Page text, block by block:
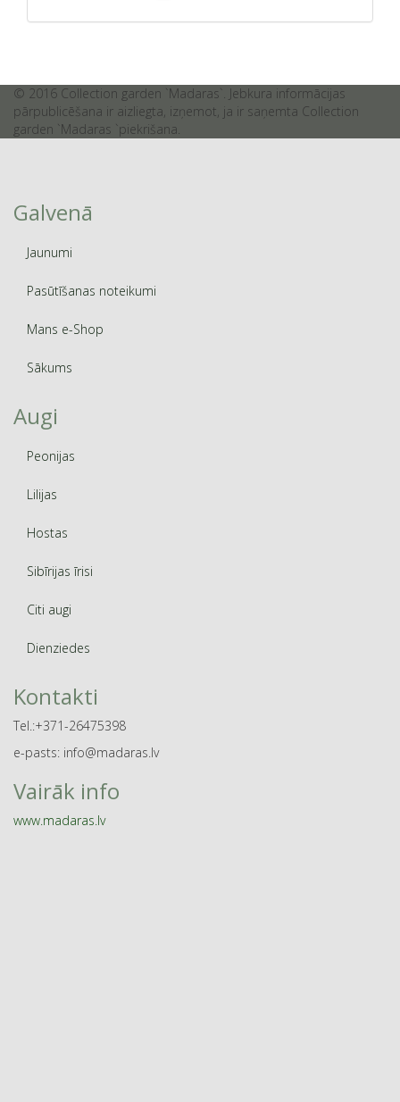
© 2016 Collection garden `Madaras`. Jebkura informācijas
pārpublicēšana ir aizliegta, izņemot, ja ir saņemta Collection
garden `Madaras `piekrišana.
Galvenā
Jaunumi
Pasūtīšanas noteikumi
Mans e-Shop
Sākums
Augi
Peonijas
Lilijas
Hostas
Sibīrijas īrisi
Citi augi
Dienziedes
Kontakti
Tel.:+371-26475398
e-pasts: info@madaras.lv
Vairāk info
www.madaras.lv